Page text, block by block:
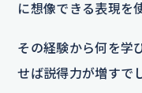
に想像できる表現を
その経験から何を学
せば説得力が増すで